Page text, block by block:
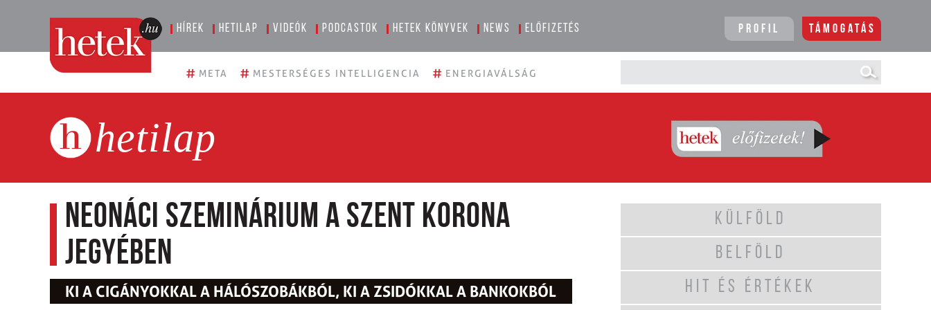
Hírek Hetilap Videók Podcastok Hetek könyvek News Előfizetés Profil Támogatás
# META # MESTERSÉGES INTELLIGENCIA # ENERGIAVÁLSÁG
hetilap
Neonáci szeminárium a Szent Korona
jegyében
KI A CIGÁNYOKKAL A HÁLÓSZOBÁKBÓL, KI A ZSIDÓKKAL A BANKOKBÓL
KÜLFÖLD
BELFÖLD
HIT ÉS ÉRTÉKEK